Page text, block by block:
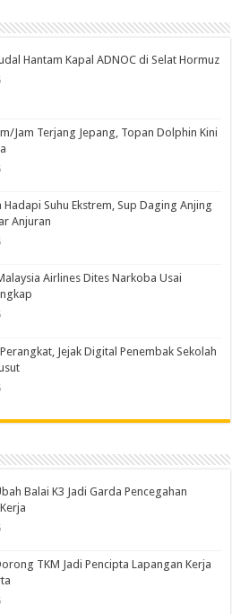
Hantam Kapal ADNOC di Selat Hormuz
Jam Terjang Jepang, Topan Dolphin Kini
Hadapi Suhu Ekstrem, Sup Daging Anjing
Anjuran
Airlines Dites Narkoba Usai
Jejak Digital Penembak Sekolah
Balai K3 Jadi Garda Pencegahan
TKM Jadi Pencipta Lapangan Kerja